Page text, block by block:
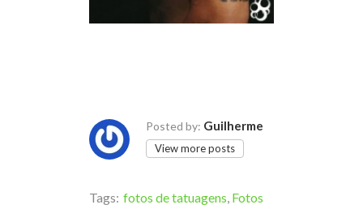
Posted by: Guilherme
View more posts
Tags: fotos de tatuagens, Fotos